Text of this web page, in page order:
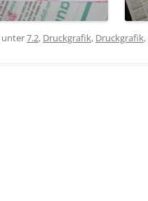
unter7.2, Druckgrafik, Druckgrafik,